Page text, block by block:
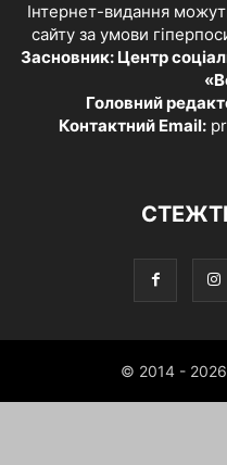
Інтернет-видання
сайту за умови
Засновник: Центр
Головний
Контактний Email:
© 2014 - 2026